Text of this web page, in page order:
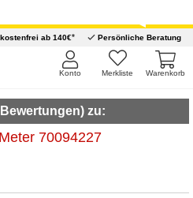
ab 140€* Persönliche Beratung
Warenkorb
Merkliste
Konto
zu:
70094227